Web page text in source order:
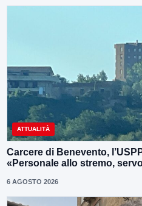
ATTUALITÀ
Carcere di Benevento,
«Personale allo stremo,
6 AGOSTO 2026